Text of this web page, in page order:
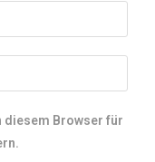
diesem Browser für